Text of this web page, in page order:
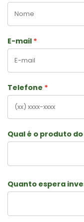
E-mail
Telefone
Qual é o produto
Quanto espera